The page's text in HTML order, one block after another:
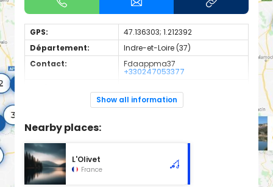
GPS:
47.136303; 1.212392
Département:
Indre-et-Loire (37)
Contact:
Fdaappma37
+330247053377
blanc
Cours d'eau d'une longueur de 1.86 km classé en 2ème
Show all information
Nearby places:
L'Olivet
France